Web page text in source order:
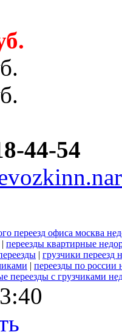
44-54
переезд офиса москва
| переезды квартирные
| грузчики переезд
| переезды по россии
переезды с грузчиками